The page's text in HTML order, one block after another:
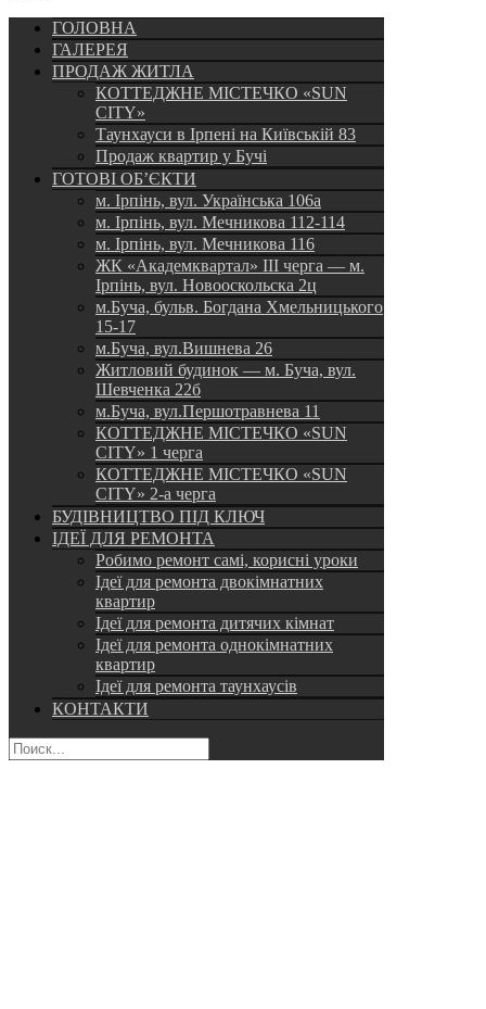
ГОЛОВНА
ГАЛЕРЕЯ
ПРОДАЖ ЖИТЛА
КОТТЕДЖНЕ МІСТЕЧКО «SUN
CITY»
Таунхауси в Ірпені на Київській 83
Продаж квартир у Бучі
ГОТОВІ ОБ’ЄКТИ
м. Ірпінь, вул. Українська 106а
м. Ірпінь, вул. Мечникова 112-114
м. Ірпінь, вул. Мечникова 116
ЖК «Академквартал» III черга — м.
Ірпінь, вул. Новооскольска 2ц
м.Буча, бульв. Богдана Хмельницького
15-17
м.Буча, вул.Вишнева 26
Житловий будинок — м. Буча, вул.
Шевченка 22б
м.Буча, вул.Першотравнева 11
КОТТЕДЖНЕ МІСТЕЧКО «SUN
CITY» 1 черга
КОТТЕДЖНЕ МІСТЕЧКО «SUN
CITY» 2-а черга
БУДІВНИЦТВО ПІД КЛЮЧ
ІДЕЇ ДЛЯ РЕМОНТА
Робимо ремонт самі, корисні уроки
Ідеї для ремонта двокімнатних
квартир
Ідеї для ремонта дитячих кімнат
Ідеї для ремонта однокімнатних
квартир
Ідеї для ремонта таунхаусів
КОНТАКТИ